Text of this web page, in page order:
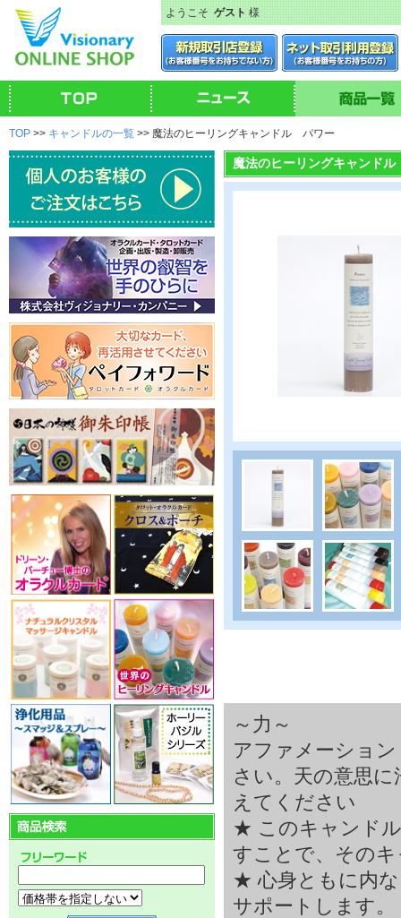
ようこそゲスト様
TOP >> キャンドルの一覧 >> 魔法のヒーリングキャンドル パワー
魔法のヒーリングキャンド
～力～
アファメーショ
さい。天の意思
えてください
★ このキャンド
すことで、その
★ 心身ともに内
サポートします。